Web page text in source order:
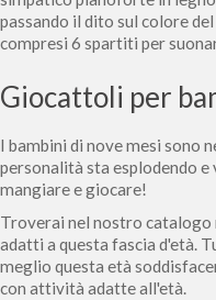
passando il dito sul colore
compresi 6 spartiti per
Giocattoli per
I bambini di nove mesi sono
personalità sta esplodendo
mangiare e giocare!
Troverai nel nostro
adatti a questa fascia d'età.
meglio questa età
con attività adatte all'età.